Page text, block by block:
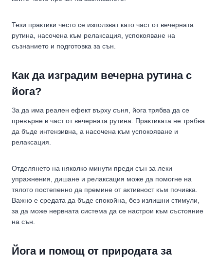
Тези практики често се използват като част от вечерната
рутина, насочена към релаксация, успокояване на
съзнанието и подготовка за сън.
Как да изградим вечерна рутина с
йога?
За да има реален ефект върху съня, йога трябва да се
превърне в част от вечерната рутина. Практиката не трябва
да бъде интензивна, а насочена към успокояване и
релаксация.
Отделянето на няколко минути преди сън за леки
упражнения, дишане и релаксация може да помогне на
тялото постепенно да премине от активност към почивка.
Важно е средата да бъде спокойна, без излишни стимули,
за да може нервната система да се настрои към състояние
на сън.
Йога и помощ от природата за